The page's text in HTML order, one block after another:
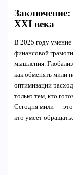
Заключение:
XXI века
В 2025 году умение
финансовой
мышления.
как обменять мили
оптимизации
только тем, кто
Сегодня мили — это
кто умеет